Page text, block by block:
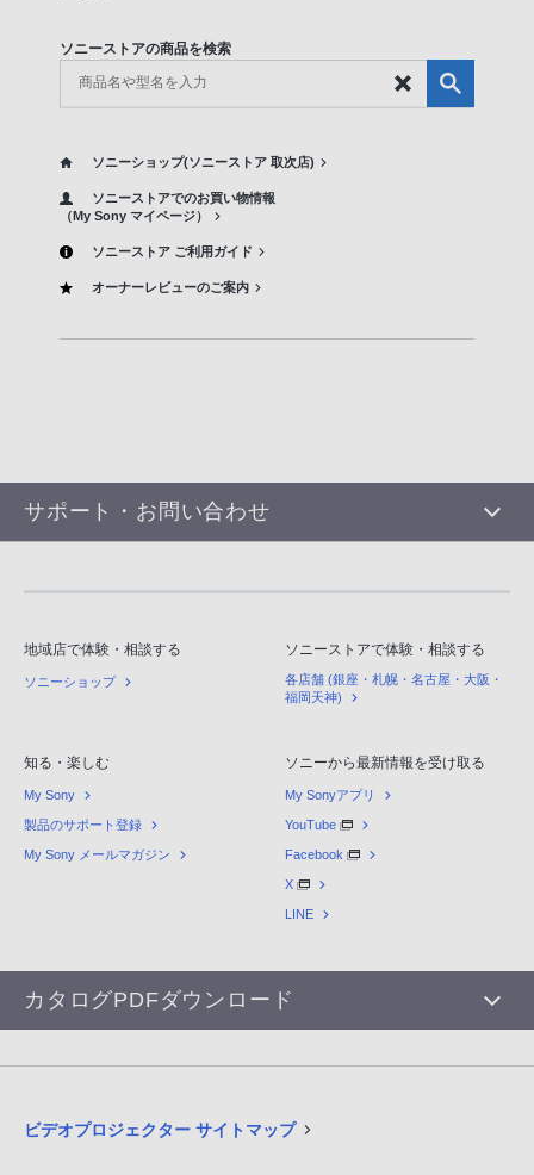
ソニーストアの商品を検索
ソニーショップ(ソニーストア 取次店)
ソニーストアでのお買い物情報
（My Sony マイページ）
ソニーストア ご利用ガイド
オーナーレビューのご案内
サポート・お問い合わせ
地域店で体験・相談する
ソニーショップ
ソニーストアで体験・相談する
各店舗 (銀座・札幌・名古屋・大阪・
福岡天神)
知る・楽しむ
My Sony
製品のサポート登録
My Sony メールマガジン
ソニーから最新情報を受け取る
My Sonyアプリ
YouTube
Facebook
X
LINE
カタログPDFダウンロード
ビデオプロジェクター サイトマップ